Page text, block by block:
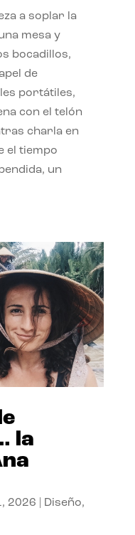
a soplar la
mesa y
bocadillos,
de
portátiles,
con el telón
charla en
el tiempo
un
la
2026 Diseño,